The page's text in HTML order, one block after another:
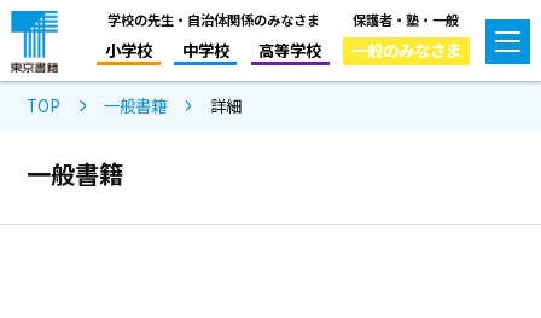
学校の先生・自治体関係のみなさま
小学校 中学校 高等学校
保護者・塾・一般
一般のみなさま
TOP 一般書籍 詳細
一般書籍